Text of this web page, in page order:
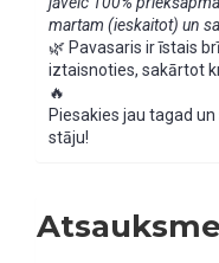
martam (ieskaitot) un
🌿 Pavasaris ir īstais
iztaisnoties, sakārtot
🔥
Piesakies jau tagad
stāju!